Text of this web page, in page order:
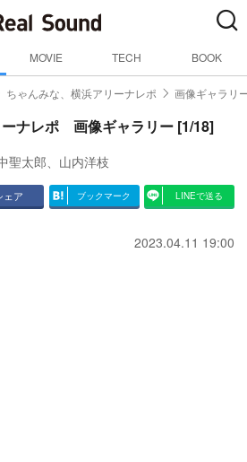
MOVIE TECH BOOK
ちゃんみな、横浜アリーナレポ 画像ギャラリ
ナレポ 画像ギャラリー [1/18]
聖太郎、山内洋枝
ェア ブックマーク LINEで送る
2023.04.11 19:00